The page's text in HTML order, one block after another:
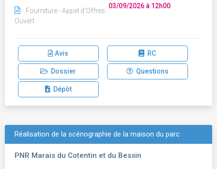
Fourniture - Appel d'Offres
Ouvert
03/09/2026 à 12h00
Avis RC
Dossier Questions
Dépôt
Réalisation de la scénographie de la maison du parc
PNR Marais du Cotentin et du Bessin